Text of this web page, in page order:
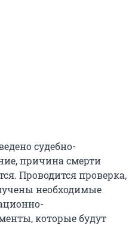
судебно-
причина смерти
Проводится проверка,
необходимые
которые будут